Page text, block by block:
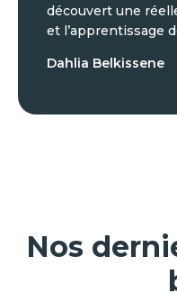
découvert une
et l’apprentissage
Dahlia Belkissene
Nos